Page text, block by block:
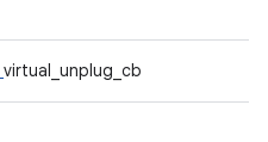
virtual_unplug_cb